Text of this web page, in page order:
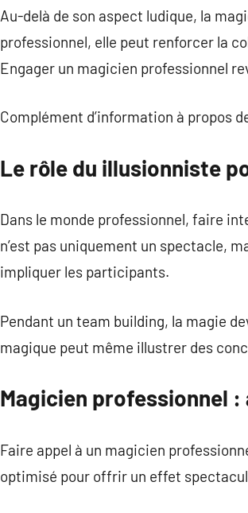
Au-delà de son aspect ludique, la
professionnel, elle peut renforcer la
Engager un magicien professionnel
Complément d’information à propos
Le rôle du illusionniste
Dans le monde professionnel, faire
n’est pas uniquement un spectacle,
impliquer les participants.
Pendant un team building, la magie
magique peut même illustrer des
Magicien professionnel
Faire appel à un magicien
optimisé pour offrir un effet